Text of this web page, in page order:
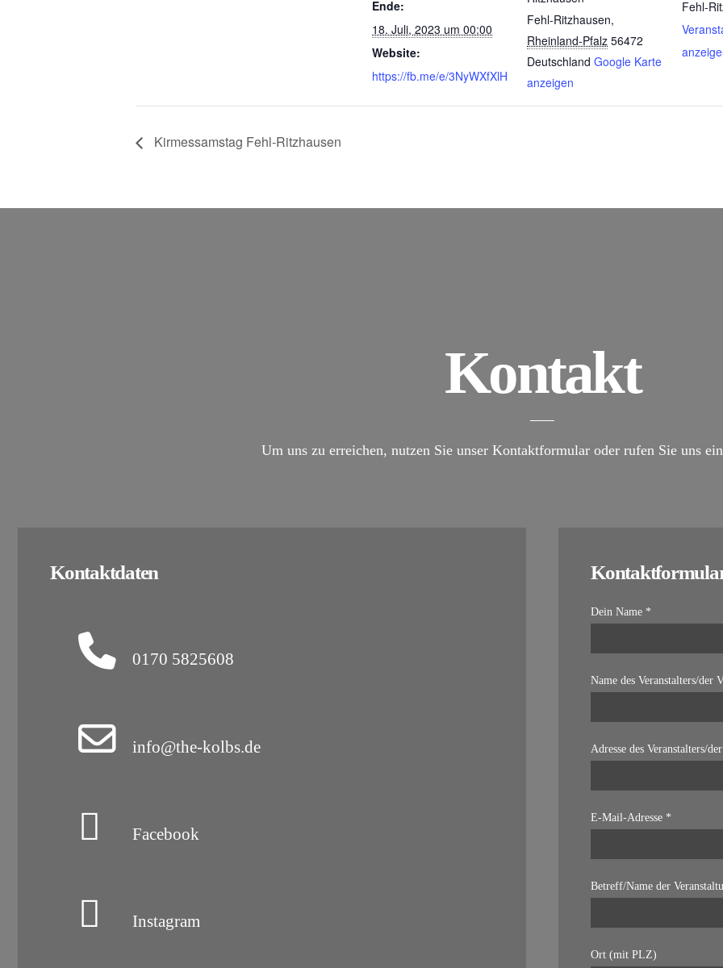
Ende:
18. Juli, 2023 um 00:00
Website:
https://fb.me/e/3NyWXfXlH
Fehl-Ritzhausen,
Rheinland-Pfalz 56472
Deutschland Google Karte
anzeigen
Fehl-
Kirmessamstag Fehl-Ritzhausen
Kontakt
Um uns zu erreichen, nutzen Sie unser Kontaktformular oder rufen Sie uns
Kontaktdaten
0170 5825608
info@the-kolbs.de
Facebook
Instagram
Dein Name *
Name des Veranstalters/der
Adresse des Veranstalters/
E-Mail-Adresse *
Betreff/Name der
Ort (mit PLZ)